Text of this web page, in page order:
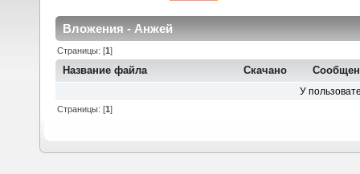
Вложения - Анжей
Страницы: [1]
Название файла Скачано
У
Страницы: [1]